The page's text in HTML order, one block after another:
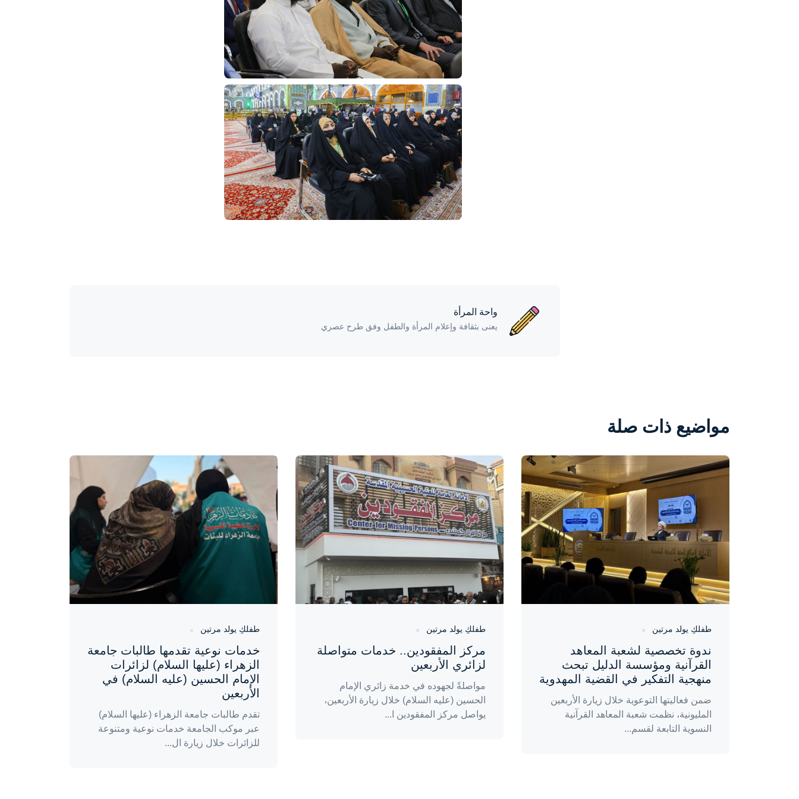
واحة المرأة
يعنى بثقافة وإعلام المرأة والطفل وفق طرح عصري
مواضيع ذات صلة
واحة المرأة
منذ يومين
طفلكِ يولد مرتين
ندوة تخصصية لشعبة المعاهد
القرآنية ومؤسسة الدليل تبحث
منهجية التفكير في القضية المهدوية
ضمن فعاليتها التوعوية خلال زيارة الأربعين
المليونية، نظمت شعبة المعاهد القرآنية
النسوية التابعة لقسم...
واحة المرأة
منذ 4 أيام
طفلكِ يولد مرتين
مركز المفقودين.. خدمات متواصلة
لزائري الأربعين
مواصلةً لجهوده في خدمة زائري الإمام
الحسين (عليه السلام) خلال زيارة الأربعين،
يواصل مركز المفقودين ا...
واحة المرأة
منذ 4 أيام
طفلكِ يولد مرتين
خدمات نوعية تقدمها طالبات جامعة
الزهراء (عليها السلام) لزائرات
الإمام الحسين (عليه السلام) في
الأربعين
تقدم طالبات جامعة الزهراء (عليها السلام)
عبر موكب الجامعة خدمات نوعية ومتنوعة
للزائرات خلال زيارة ال...